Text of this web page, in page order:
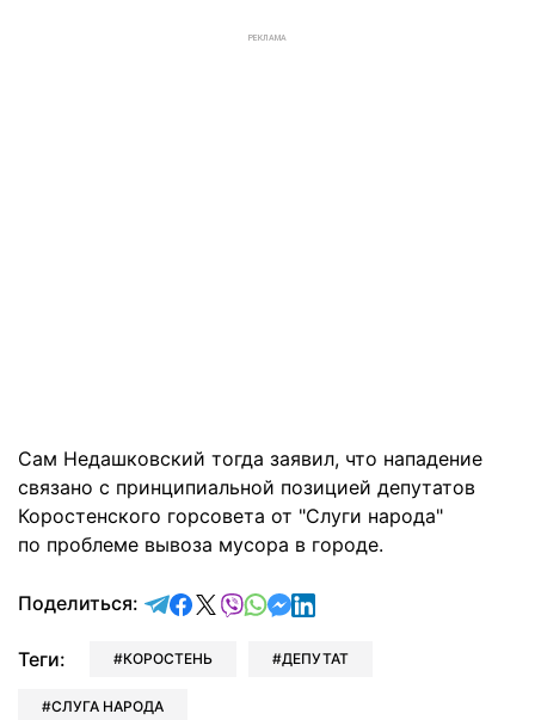
РЕКЛАМА
Сам Недашковский тогда заявил, что нападение
связано с принципиальной позицией депутатов
Коростенского горсовета от "Слуги народа"
по проблеме вывоза мусора в городе.
Поделиться: отправить в Telegram
поделиться в Facebook
поделиться в X
отправить в Viber
отправить в Whatsapp
отправить в Messenger
отправить в LinkedIn
Теги: КОРОСТЕНЬ ДЕПУТАТ
СЛУГА НАРОДА